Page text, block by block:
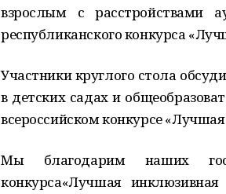
взрослым с расстройствами
республиканского конкурса
Участники круглого стола
в детских садах и
всероссийском конкурсе
Мы благодарим наших
конкурса«Лучшая